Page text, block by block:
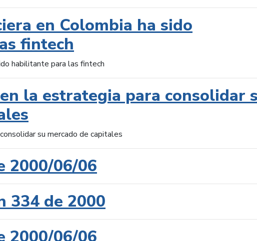
en Colombia ha sido
fintech
habilitante para las fintech
la estrategia para consolidar
su mercado de capitales
2000/06/06
334 de 2000